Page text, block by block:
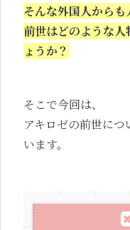
そんな外国人からも
前世はどのような人
ょうか？
そこで今回は、
アキロゼの前世に
います。